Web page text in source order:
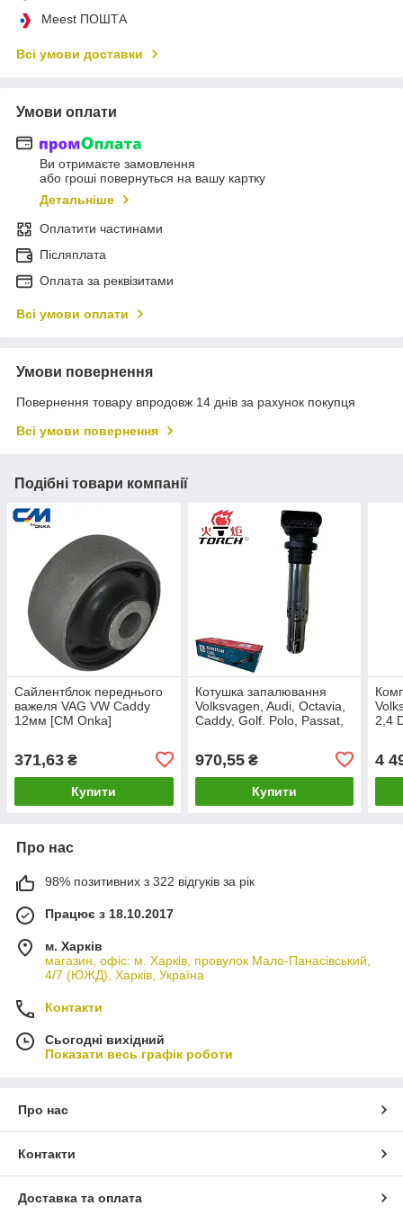
Meest ПОШТА
Всі умови доставки
Умови оплати
Ви отримаєте замовлення
або гроші повернуться на вашу картку
Детальніше
Оплатити частинами
Післяплата
Оплата за реквізитами
Всі умови оплати
Умови повернення
Повернення товару впродовж 14 днів за рахунок покупця
Всі умови повернення
Подібні товари компанії
Сайлентблок переднього
важеля VAG VW Caddy
12мм [CM Onka]
371,63 ₴
Купити
Котушка запалювання
Volksvagen, Audi, Octavia,
Caddy, Golf. Polo, Passat,
970,55₴
Купити
2,4
4
Про нас
98% позитивних з 322 відгуків за рік
Працює з 18.10.2017
м. Харків
магазин, офіс: м. Харків, провулок Мало-Панасівський,
4/7 (ЮЖД), Харків, Україна
Контакти
Сьогодні вихідний
Показати весь графік роботи
Про нас
Контакти
Доставка та оплата